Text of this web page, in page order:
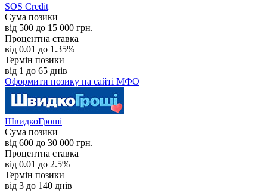
SOS Credit
Сума позики
від 500 до 15 000 грн.
Процентна ставка
від 0.01 до 1.35%
Термін позики
від 1 до 65 днів
Оформити позику на сайті МФО
ШвидкоГроші
Сума позики
від 600 до 30 000 грн.
Процентна ставка
від 0.01 до 2.5%
Термін позики
від 3 до 140 днів